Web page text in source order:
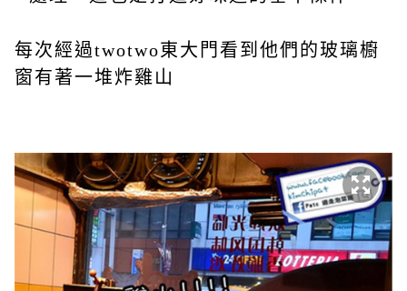
每次經過twotwo東大門看到他們的玻璃櫥
窗有著一堆炸雞山